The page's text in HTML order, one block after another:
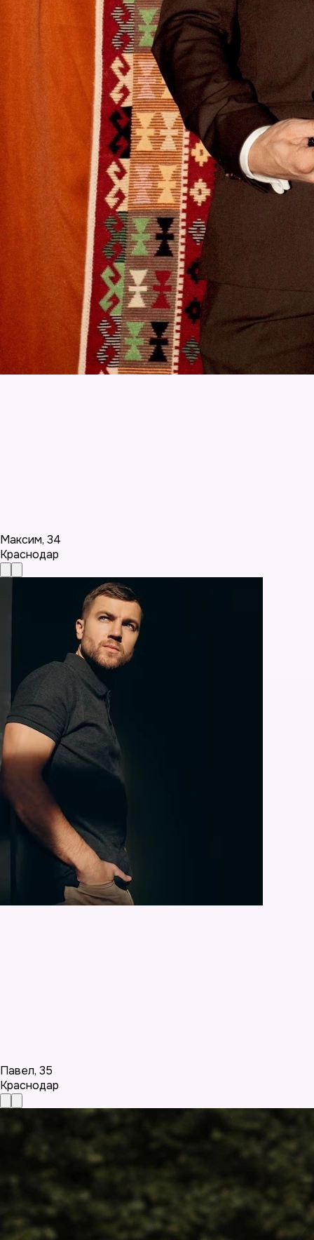
Максим, 34
Краснодар
Павел, 35
Краснодар